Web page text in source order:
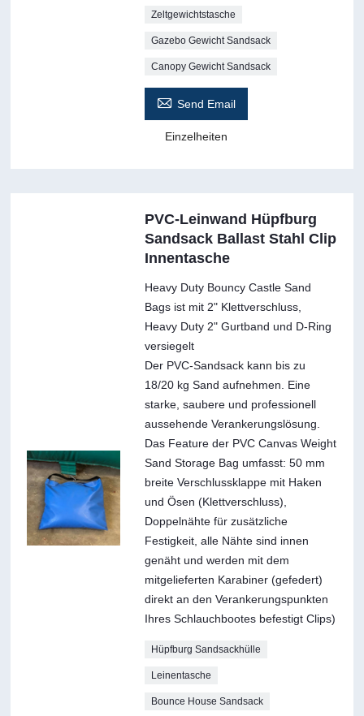
Zeltgewichtstasche
Gazebo Gewicht Sandsack
Canopy Gewicht Sandsack
 Send Email
Einzelheiten
PVC-Leinwand Hüpfburg
Sandsack Ballast Stahl Clip
Innentasche
Heavy Duty Bouncy Castle Sand
Bags ist mit 2" Klettverschluss,
Heavy Duty 2" Gurtband und D-Ring
versiegelt
Der PVC-Sandsack kann bis zu
18/20 kg Sand aufnehmen. Eine
starke, saubere und professionell
aussehende Verankerungslösung.
Das Feature der PVC Canvas Weight
Sand Storage Bag umfasst: 50 mm
breite Verschlussklappe mit Haken
und Ösen (Klettverschluss),
Doppelnähte für zusätzliche
Festigkeit, alle Nähte sind innen
genäht und werden mit dem
mitgelieferten Karabiner (gefedert)
direkt an den Verankerungspunkten
Ihres Schlauchbootes befestigt Clips)
Hüpfburg Sandsackhülle
Leinentasche
Bounce House Sandsack